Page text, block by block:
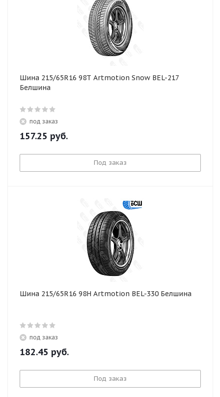
Шина 215/65R16 98T Artmotion Snow BEL-217
Белшина
под заказ
157.25 руб.
Под заказ
Шина 215/65R16 98H Artmotion BEL-330 Белшина
под заказ
182.45 руб.
Под заказ